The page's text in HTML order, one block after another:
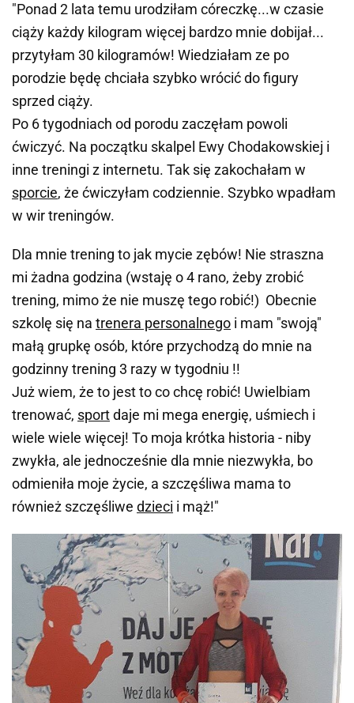
"Ponad 2 lata temu urodziłam córeczkę...w czasie
ciąży każdy kilogram więcej bardzo mnie dobijał...
przytyłam 30 kilogramów! Wiedziałam ze po
porodzie będę chciała szybko wrócić do figury
sprzed ciąży.
Po 6 tygodniach od porodu zaczęłam powoli
ćwiczyć. Na początku skalpel Ewy Chodakowskiej i
inne treningi z internetu. Tak się zakochałam w
sporcie, że ćwiczyłam codziennie. Szybko wpadłam
w wir treningów.
Dla mnie trening to jak mycie zębów! Nie straszna
mi żadna godzina (wstaję o 4 rano, żeby zrobić
trening, mimo że nie muszę tego robić!) Obecnie
szkolę się na trenera personalnego i mam "swoją"
małą grupkę osób, które przychodzą do mnie na
godzinny trening 3 razy w tygodniu !!
Już wiem, że to jest to co chcę robić! Uwielbiam
trenować, sportdaje mi mega energię, uśmiech i
wiele wiele więcej! To moja krótka historia - niby
zwykła, ale jednocześnie dla mnie niezwykła, bo
odmieniła moje życie, a szczęśliwa mama to
również szczęśliwe dzieci i mąż!"